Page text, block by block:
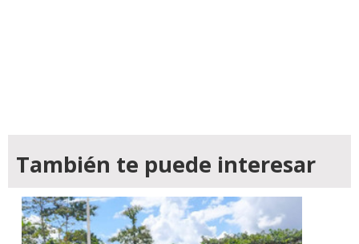
También te puede interesar